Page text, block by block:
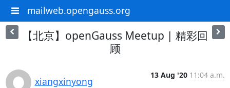
mailweb.opengauss.org
【北京】openGauss Meetup | 精彩回
顾
xiangxinyong
13 Aug '20 11:04 a.m.